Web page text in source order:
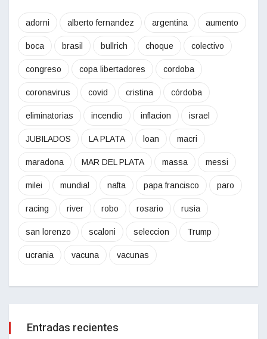
adorni alberto fernandez argentina aumento
boca brasil bullrich choque colectivo
congreso copa libertadores cordoba
coronavirus covid cristina córdoba
eliminatorias incendio inflacion israel
JUBILADOS LA PLATA loan macri
maradona MAR DEL PLATA massa messi
milei mundial nafta papa francisco paro
racing river robo rosario rusia
san lorenzo scaloni seleccion Trump
ucrania vacuna vacunas
Entradas recientes